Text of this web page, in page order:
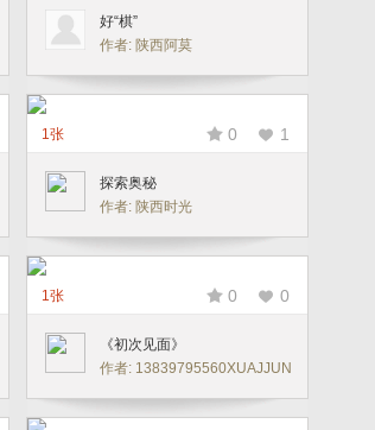
好“棋”
作者: 陕西阿莫
1张 0 1
探索奥秘
作者: 陕西时光
1张 0 0
《初次见面》
作者: 13839795560XUAJJUN